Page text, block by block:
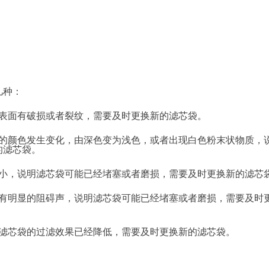
：
面有破损或者裂纹，需要及时更换新的滤芯袋。
颜色发生变化，由深色变为浅色，或者出现白色粉末状物质，
芯袋。
，说明滤芯袋可能已经堵塞或者磨损，需要及时更换新的滤芯
明显的阻碍声，说明滤芯袋可能已经堵塞或者磨损，需要及时
芯袋的过滤效果已经降低，需要及时更换新的滤芯袋。